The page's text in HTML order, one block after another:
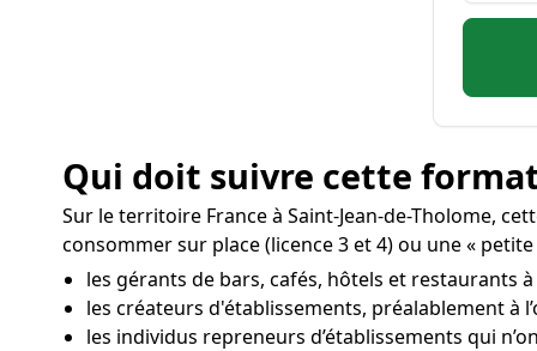
Qui doit suivre cette
Sur le territoire France à Saint-Jean-de-Tholome,
consommer sur place (licence 3 et 4) ou une «
les gérants de bars, cafés, hôtels et restaurants à
les créateurs d'établissements, préalablement à
les individus repreneurs d’établissements qui